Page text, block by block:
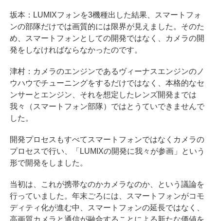
坂本：LUMIXフォンを3機種出した結果、スマートフォ
ンの部隊だけでは画質的には限界が見えました。そのた
め、スマートフォンとしての開発ではなく、カメラの開
発をしなければならなかったのです。
津村：カメラのエンジンであるヴィーナスエンジンのノ
ウハウでチューニングをするだけではなく、本格的なセ
ンサーとエンジン、それを想定したレンズ開発までは
我々（スマートフォン部隊）ではとうていできませんで
した。
開発プロセスもすべてスマートフォンではなくカメラの
プロセスで行い、「LUMIXの開発に我々が参画」という
形で開発をしました。
当初は、これが携帯なのかカメラなのか、という議論を
行っていました。年末ごろには、スマートフォンがコモ
ディティ化が進む中、スマートフォンの延長ではなく、
高画質カメラと通信が融合することによる新たな価値を